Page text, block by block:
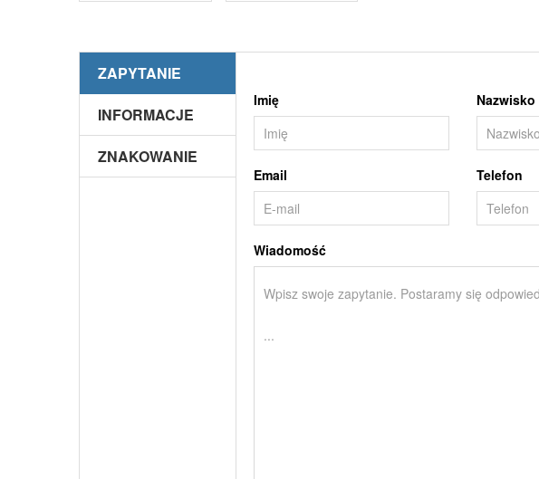
ZAPYTANIE
INFORMACJE
ZNAKOWANIE
Imię Nazwisko
Email Telefon
Wiadomość